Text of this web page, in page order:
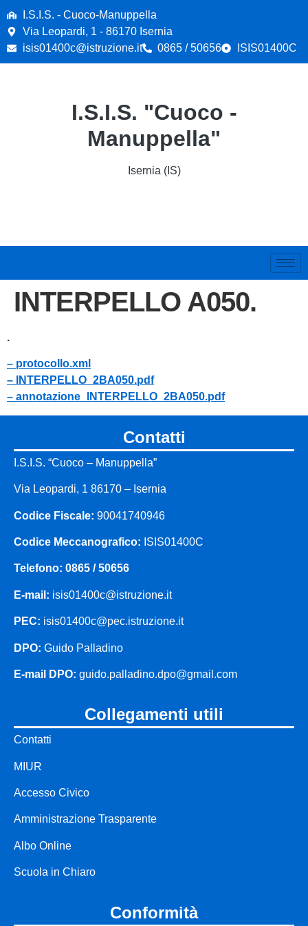
contenuto
I.S.I.S. - Cuoco-Manuppella
Via Leopardi, 1 - 86170 Isernia
isis01400c@istruzione.it
0865 / 50656 ISIS01400C
I.S.I.S. "Cuoco -
Manuppella"
Isernia (IS)
INTERPELLO A050.
.
– protocollo.xml
– INTERPELLO_2BA050.pdf
– annotazione_INTERPELLO_2BA050.pdf
contatti
I.S.I.S. “Cuoco – Manuppella”
Via Leopardi, 1 86170 – Isernia
Codice Fiscale: 90041740946
Codice Meccanografico: ISIS01400C
Telefono: 0865 / 50656
E-mail: isis01400c@istruzione.it
PEC: isis01400c@pec.istruzione.it
DPO: Guido Palladino
E-mail DPO: guido.palladino.dpo@gmail.com
collegamenti utili
Contatti
MIUR
Accesso Civico
Amministrazione Trasparente
Albo Online
Scuola in Chiaro
conformità